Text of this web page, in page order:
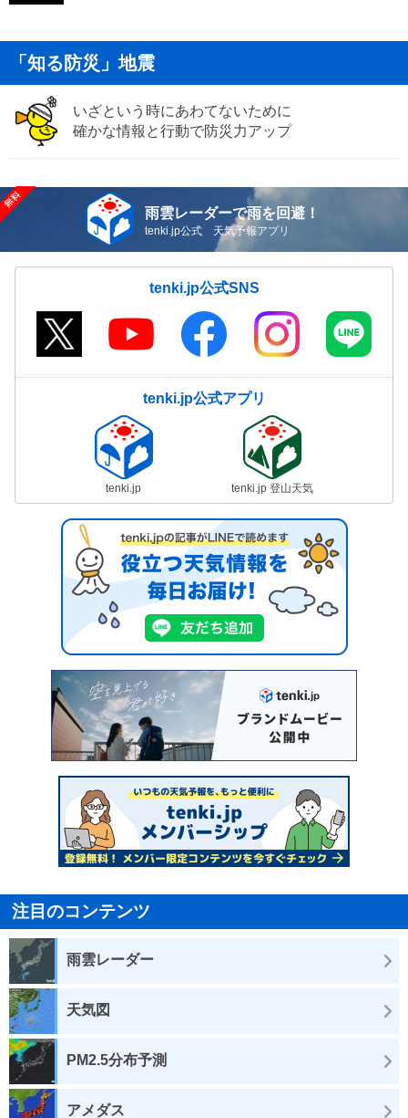
「知る防災」地震
いざという時にあわてないために
確かな情報と行動で防災力アップ
雨雲レーダーで雨を回避！
tenki.jp公式 天気予報アプリ
tenki.jp公式SNS
tenki.jp公式アプリ
tenki.jp tenki.jp 登山天気
注目のコンテンツ
雨雲レーダー
天気図
PM2.5分布予測
アメダス